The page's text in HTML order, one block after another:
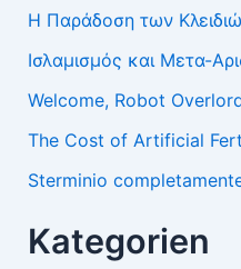
Η Παράδοση των
Ισλαμισμός και Μετα-
Welcome, Robot
The Cost of Artificial
Sterminio
Kategorien